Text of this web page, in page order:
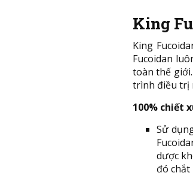
King
King
Fucoidan
toàn thế
trình điều trị
100% chiết
Sử
dược
đó